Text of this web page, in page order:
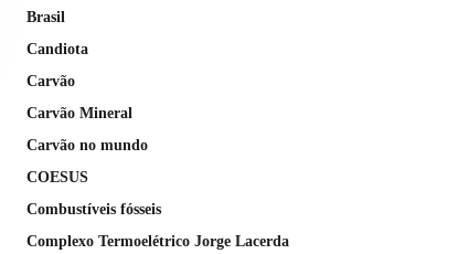
Brasil
Candiota
Carvão
Carvão Mineral
Carvão no mundo
COESUS
Combustíveis fósseis
Complexo Termoelétrico Jorge Lacerda